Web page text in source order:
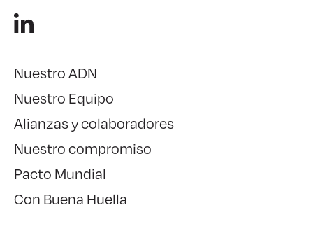
Nuestro ADN
Nuestro Equipo
Alianzas y colaboradores
Nuestro compromiso
Pacto Mundial
Con Buena Huella